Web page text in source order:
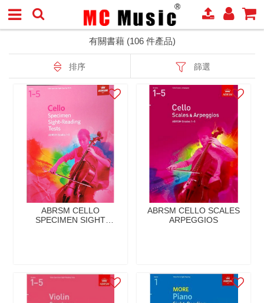
有關書藉 (106 件產品)
排序 篩選
ABRSM CELLO
SPECIMEN SIGHT
ABRSM CELLO SCALES
ARPEGGIOS